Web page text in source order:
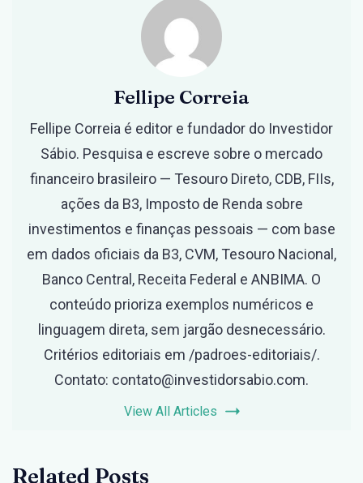
Fellipe Correia
Fellipe Correia é editor e fundador do Investidor
Sábio. Pesquisa e escreve sobre o mercado
financeiro brasileiro — Tesouro Direto, CDB, FIIs,
ações da B3, Imposto de Renda sobre
investimentos e finanças pessoais — com base
em dados oficiais da B3, CVM, Tesouro Nacional,
Banco Central, Receita Federal e ANBIMA. O
conteúdo prioriza exemplos numéricos e
linguagem direta, sem jargão desnecessário.
Critérios editoriais em /padroes-editoriais/.
Contato: contato@investidorsabio.com.
View All Articles
Related Posts